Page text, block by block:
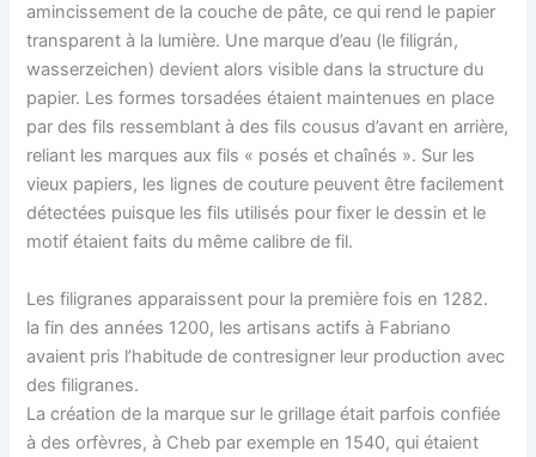
amincissement de la couche de pâte, ce qui rend le papier
transparent à la lumière. Une marque d’eau (le filigrán,
wasserzeichen) devient alors visible dans la structure du
papier. Les formes torsadées étaient maintenues en place
par des fils ressemblant à des fils cousus d’avant en arrière,
reliant les marques aux fils « posés et chaînés ». Sur les
vieux papiers, les lignes de couture peuvent être facilement
détectées puisque les fils utilisés pour fixer le dessin et le
motif étaient faits du même calibre de fil.
Les filigranes apparaissent pour la première fois en 1282.
la fin des années 1200, les artisans actifs à Fabriano
avaient pris l’habitude de contresigner leur production avec
des filigranes.
La création de la marque sur le grillage était parfois confiée
à des orfèvres, à Cheb par exemple en 1540, qui étaient